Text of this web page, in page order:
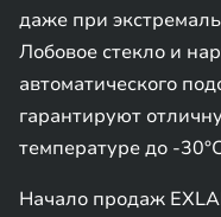
даже при
Лобовое стекло и
автоматического
гарантируют
температуре до -
Начало продаж